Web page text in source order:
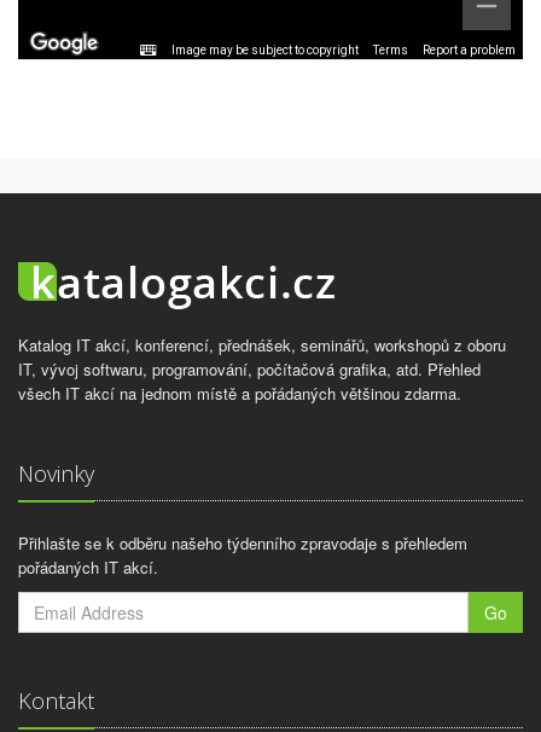
Image may be subject to copyright Terms Report a problem
Katalog IT akcí, konferencí, přednášek, seminářů, workshopů z oboru
IT, vývoj softwaru, programování, počítačová grafika, atd. Přehled
všech IT akcí na jednom místě a pořádaných většinou zdarma.
Novinky
Přihlašte se k odběru našeho týdenního zpravodaje s přehledem
pořádaných IT akcí.
Go
Kontakt